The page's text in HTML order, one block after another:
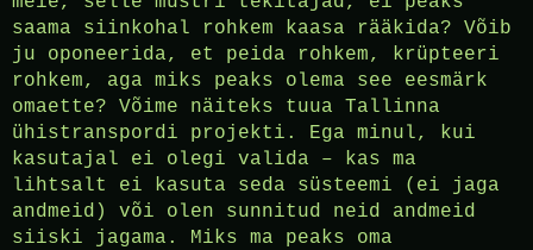
saama siinkohal rohkem kaasa rääkida? Võib
ju oponeerida, et peida rohkem, krüpteeri
rohkem, aga miks peaks olema see eesmärk
omaette? Võime näiteks tuua Tallinna
ühistranspordi projekti. Ega minul, kui
kasutajal ei olegi valida – kas ma
lihtsalt ei kasuta seda süsteemi (ei jaga
andmeid) või olen sunnitud neid andmeid
siiski jagama. Miks ma peaks oma